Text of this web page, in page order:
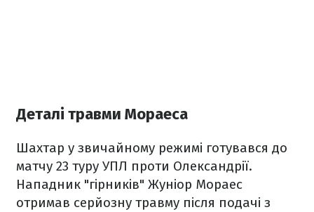
Деталі травми Мораеса
Шахтар у звичайному режимі готувався до
матчу 23 туру УПЛ проти Олександрії.
Нападник "гірників" Жуніор Мораес
отримав серйозну травму після подачі з